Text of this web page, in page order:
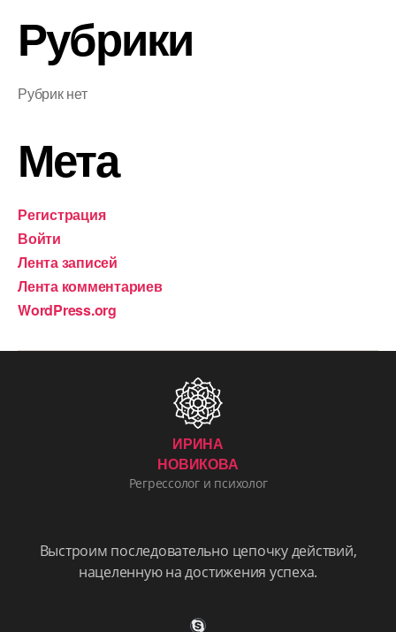
Рубрики
Рубрик нет
Мета
Регистрация
Войти
Лента записей
Лента комментариев
WordPress.org
ИРИНА
НОВИКОВА
Регрессолог и психолог
Выстроим последовательно цепочку действий,
нацеленную на достижения успеха.